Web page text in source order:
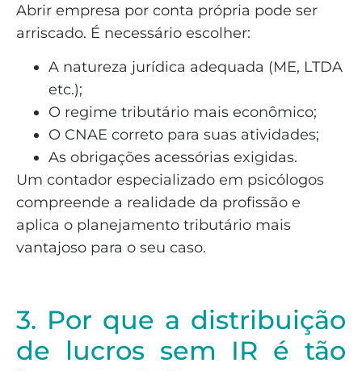
Abrir empresa por conta própria pode ser
arriscado. É necessário escolher:
A natureza jurídica adequada (ME, LTDA
etc.);
O regime tributário mais econômico;
O CNAE correto para suas atividades;
As obrigações acessórias exigidas.
Um contador especializado em psicólogos
compreende a realidade da profissão e
aplica o planejamento tributário mais
vantajoso para o seu caso.
3. Por que a distribuição
de lucros sem IR é tão